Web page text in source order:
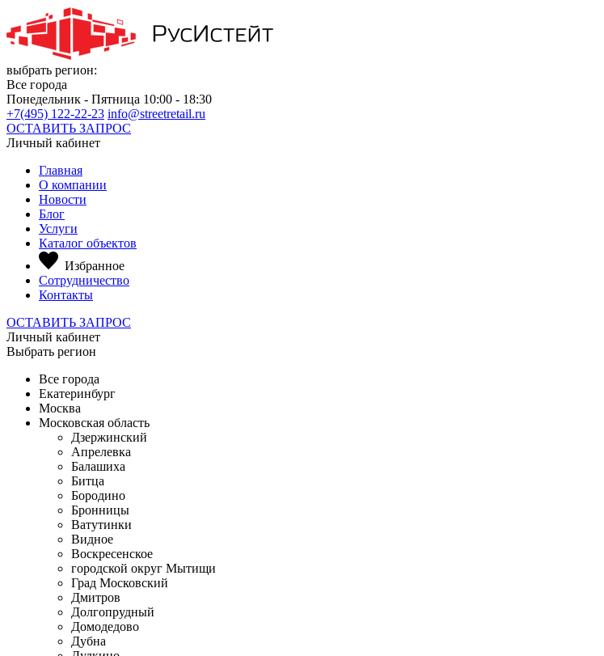
выбрать регион:
Все города
Понедельник - Пятница 10:00 - 18:30
+7(495) 122-22-23 info@streetretail.ru
ОСТАВИТЬ ЗАПРОС
Личный кабинет
Главная
О компании
Новости
Блог
Услуги
Каталог объектов
Избранное
Сотрудничество
Контакты
ОСТАВИТЬ ЗАПРОС
Личный кабинет
Выбрать регион
Все города
Екатеринбург
Москва
Московская область
Дзержинский
Апрелевка
Балашиха
Битца
Бородино
Бронницы
Ватутинки
Видное
Воскресенское
городской округ Мытищи
Град Московский
Дмитров
Долгопрудный
Домодедово
Дубна